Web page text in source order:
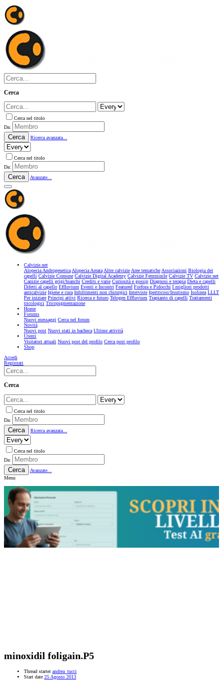
Cerca
Cerca nel titolo
Da:
Cerca Ricerca avanzata...
Cerca nel titolo
Da:
Cerca Avanzate...
Calvizie.net
Alopecia AndrogeneticaAlopecia AreataAltre calvizieAree tematicheAssociazioni Biologia dei
capelli Calvizie Comune Calvizie Digital Academy Calvizie Femminile Calvizie TV Calvizie.net
Canizie capelli grigi/bianchi Credits e varie Curiosità e gossip Diagnosi e terapia Dieta e capelli
Difetti al capello Effluvium Eventi e Incontri Featured Forfora e Pidocchi I migliori prodotti
anticalvizie Igiene e cura Infoltimenti non chirurgici Interviste Ipertricosi/Irsutismo Isolinea LLLT
Per iniziare Principi attivi Ricerca e futuro Telogen Effluvium Trapianto di capelli Trattamenti
tricologici Tricopigmentazione
Home
Forums
Nuovi messaggi Cerca nel forum
Novità
Nuovi post Nuovi stati in bacheca Ultime attività
Utenti
Visitatori attuali Nuovi post del profilo Cerca post profilo
Shop
Accedi
Registrati
Cerca
Cerca nel titolo
Da:
Cerca Ricerca avanzata...
Cerca nel titolo
Da:
Cerca
Avanzate...
Menu
minoxidil foligain.P5
Thread starter andrea_tucci
Start date 25 Agosto 2013